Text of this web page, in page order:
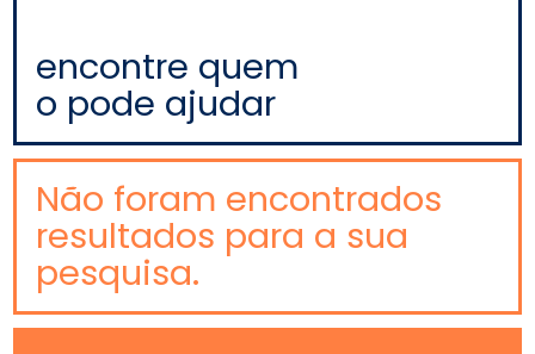
encontre quem
o pode ajudar
Não foram encontrados
resultados para a sua
pesquisa.